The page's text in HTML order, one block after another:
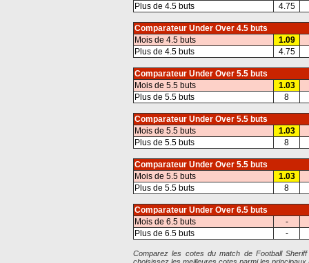
Plus de 4.5 buts
4.75
Comparateur Under Over 4.5 buts
Mois de 4.5 buts
1.09
Plus de 4.5 buts
4.75
Comparateur Under Over 5.5 buts
Mois de 5.5 buts
1.03
Plus de 5.5 buts
8
Comparateur Under Over 5.5 buts
Mois de 5.5 buts
1.03
Plus de 5.5 buts
8
Comparateur Under Over 5.5 buts
Mois de 5.5 buts
1.03
Plus de 5.5 buts
8
Comparateur Under Over 6.5 buts
Mois de 6.5 buts
-
Plus de 6.5 buts
-
Comparez les cotes du match de Football